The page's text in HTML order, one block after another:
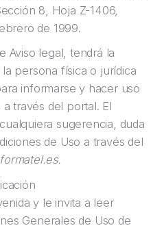
8, Hoja Z-1406,
de 1999.
Aviso legal, tendrá la
persona física o jurídica
informarse y hacer uso
través del portal. El
sugerencia, duda
de Uso a través del
y le invita a leer
Generales de Uso de